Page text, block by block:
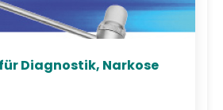
Diagnostik, Narkose